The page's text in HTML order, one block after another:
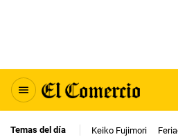
Temas del día Keiko Fujimori